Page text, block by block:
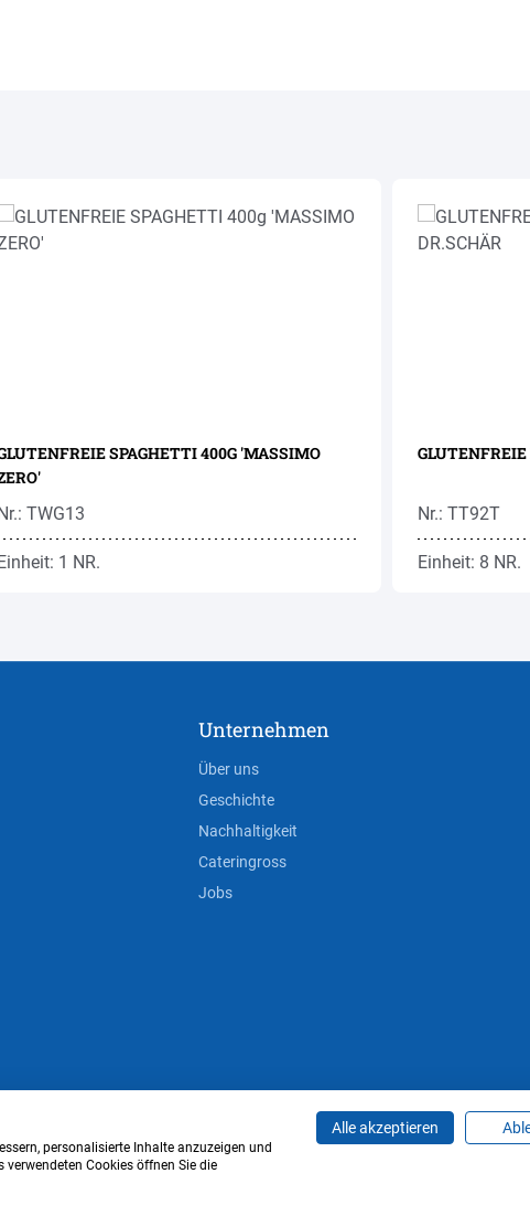
SPAGHETTI 400G 'MASSIMO
TWG13
1 NR.
Nr.: TT92T
Einheit: 8 NR.
Unternehmen
Über uns
Geschichte
Nachhaltigkeit
Cateringross
Jobs
AGB Privacy Policy Impressum
Cookie-Einstellungen ändern
personalisierte Inhalte anzuzeigen und
verwendeten Cookies öffnen Sie die
Alle akzeptieren